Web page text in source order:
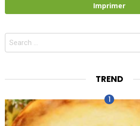
Imprimer
Search
TREND